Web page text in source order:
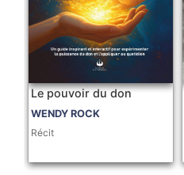
Le pouvoir du don
WENDY ROCK
Récit